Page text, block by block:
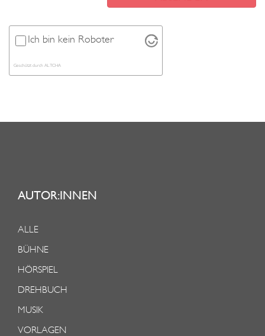
Ich bin kein Roboter
Geschützt durch ALTCHA
AUTOR:INNEN
ALLE
BÜHNE
HÖRSPIEL
DREHBUCH
MUSIK
VORLAGEN